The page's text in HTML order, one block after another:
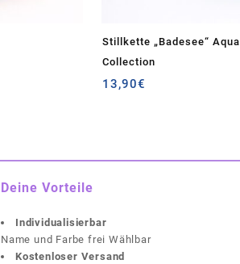
Stillkette „Badesee“ Aqua
Collection
13,90€
Deine Vorteile
Individualisierbar
Name und Farbe frei Wählbar
Kostenloser Versand